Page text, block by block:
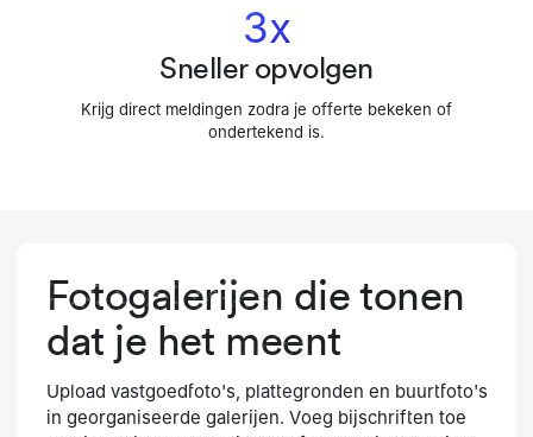
3x
Sneller opvolgen
Krijg direct meldingen zodra je offerte bekeken of
ondertekend is.
Fotogalerijen die tonen
dat je het meent
Upload vastgoedfoto's, plattegronden en buurtfoto's
in georganiseerde galerijen. Voeg bijschriften toe